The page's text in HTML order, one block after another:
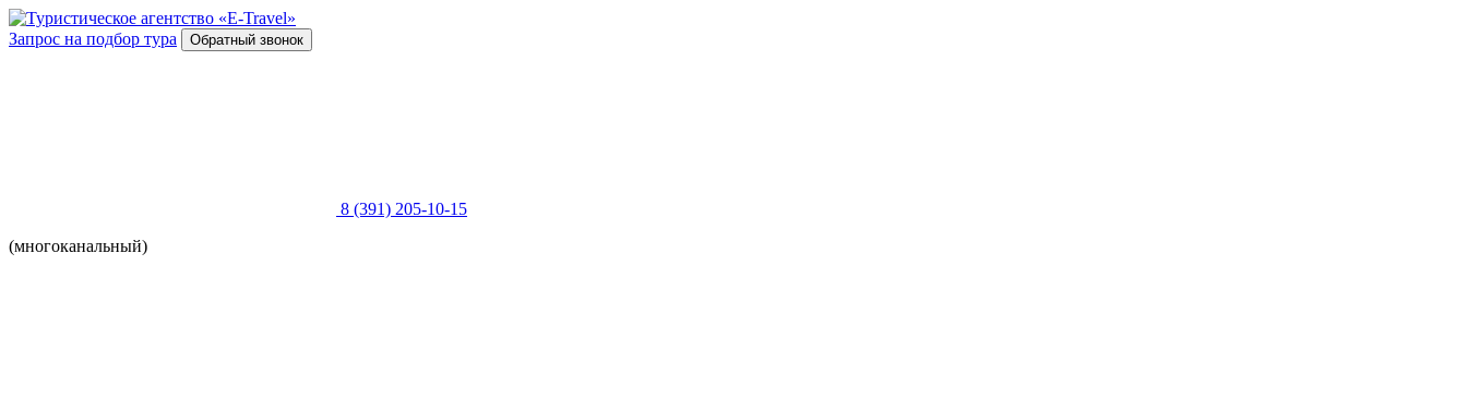
Запрос на подбор тура Обратный звонок
8 (391) 205-10-15
(многоканальный)